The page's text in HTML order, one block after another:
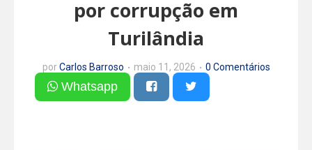
por corrupção em
Turilândia
por Carlos Barroso maio 11, 2026 0 Comentários
Whatsapp